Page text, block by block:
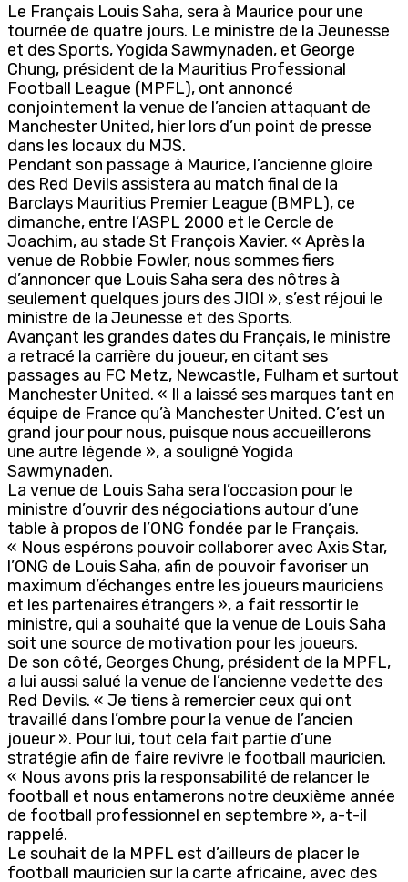
Le Français Louis Saha, sera à Maurice pour une
tournée de quatre jours. Le ministre de la Jeunesse
et des Sports, Yogida Sawmynaden, et George
Chung, président de la Mauritius Professional
Football League (MPFL), ont annoncé
conjointement la venue de l’ancien attaquant de
Manchester United, hier lors d’un point de presse
dans les locaux du MJS.
Pendant son passage à Maurice, l’ancienne gloire
des Red Devils assistera au match final de la
Barclays Mauritius Premier League (BMPL), ce
dimanche, entre l’ASPL 2000 et le Cercle de
Joachim, au stade St François Xavier. « Après la
venue de Robbie Fowler, nous sommes fiers
d’annoncer que Louis Saha sera des nôtres à
seulement quelques jours des JIOI », s’est réjoui le
ministre de la Jeunesse et des Sports.
Avançant les grandes dates du Français, le ministre
a retracé la carrière du joueur, en citant ses
passages au FC Metz, Newcastle, Fulham et surtout
Manchester United. « Il a laissé ses marques tant en
équipe de France qu’à Manchester United. C’est un
grand jour pour nous, puisque nous accueillerons
une autre légende », a souligné Yogida
Sawmynaden.
La venue de Louis Saha sera l’occasion pour le
ministre d’ouvrir des négociations autour d’une
table à propos de l’ONG fondée par le Français.
« Nous espérons pouvoir collaborer avec Axis Star,
l’ONG de Louis Saha, afin de pouvoir favoriser un
maximum d’échanges entre les joueurs mauriciens
et les partenaires étrangers », a fait ressortir le
ministre, qui a souhaité que la venue de Louis Saha
soit une source de motivation pour les joueurs.
De son côté, Georges Chung, président de la MPFL,
a lui aussi salué la venue de l’ancienne vedette des
Red Devils. « Je tiens à remercier ceux qui ont
travaillé dans l’ombre pour la venue de l’ancien
joueur ». Pour lui, tout cela fait partie d’une
stratégie afin de faire revivre le football mauricien.
« Nous avons pris la responsabilité de relancer le
football et nous entamerons notre deuxième année
de football professionnel en septembre », a-t-il
rappelé.
Le souhait de la MPFL est d’ailleurs de placer le
football mauricien sur la carte africaine, avec des